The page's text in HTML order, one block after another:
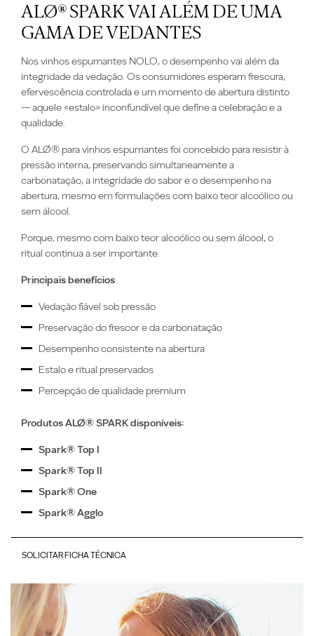
ALØ® SPARK VAI ALÉM DE UMA
GAMA DE VEDANTES
Nos vinhos espumantes NOLO, o desempenho vai além da
integridade da vedação. Os consumidores esperam frescura,
efervescência controlada e um momento de abertura distinto
— aquele «estalo» inconfundível que define a celebração e a
qualidade.
O ALØ® para vinhos espumantes foi concebido para resistir à
pressão interna, preservando simultaneamente a
carbonatação, a integridade do sabor e o desempenho na
abertura, mesmo em formulações com baixo teor alcoólico ou
sem álcool.
Porque, mesmo com baixo teor alcoólico ou sem álcool, o
ritual continua a ser importante.
Principais benefícios
Vedação fiável sob pressão
Preservação do frescor e da carbonatação
Desempenho consistente na abertura
Estalo e ritual preservados
Percepção de qualidade premium
Produtos ALØ®SPARKdisponíveis:
Spark® Top I
Spark® Top II
Spark® One
Spark® Agglo
SOLICITAR FICHA TÉCNICA